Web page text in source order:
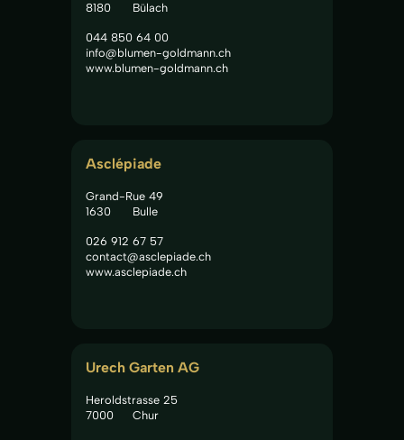
8180
Bülach
044 850 64 00
info@blumen-goldmann.ch
www.blumen-goldmann.ch
Asclépiade
Grand-Rue 49
1630
Bulle
026 912 67 57
contact@asclepiade.ch
www.asclepiade.ch
Urech Garten AG
Heroldstrasse 25
7000
Chur